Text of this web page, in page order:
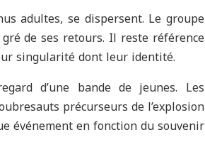
adultes, se dispersent. Le groupe
de ses retours. Il reste référence
singularité dont leur identité.
d’une bande de jeunes. Les
précurseurs de l’explosion
événement en fonction du souvenir